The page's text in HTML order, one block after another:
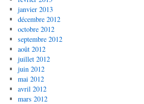
janvier 2013
décembre 2012
octobre 2012
septembre 2012
août 2012
juillet 2012
juin 2012
mai 2012
avril 2012
mars 2012